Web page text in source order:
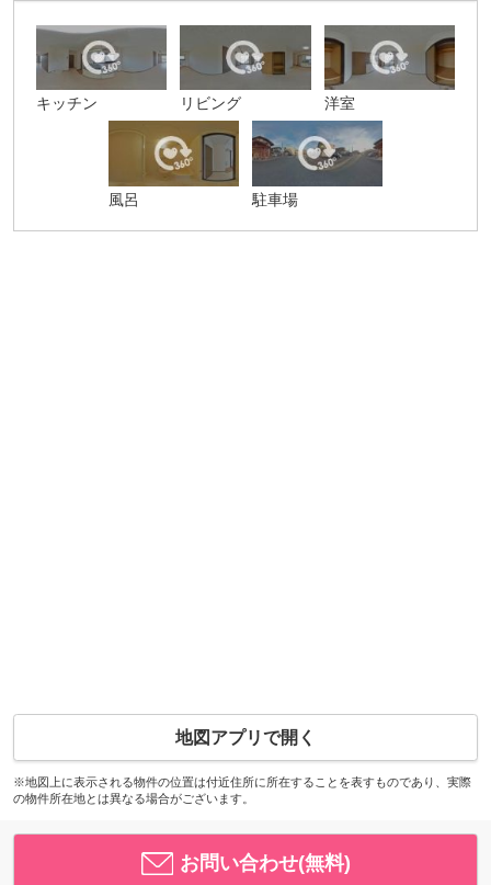
キッチン リビング 洋室
風呂 駐車場
地図アプリで開く
※地図上に表示される物件の位置は付近住所に所在することを表すものであり、実際
の物件所在地とは異なる場合がございます。
お問い合わせ(無料)